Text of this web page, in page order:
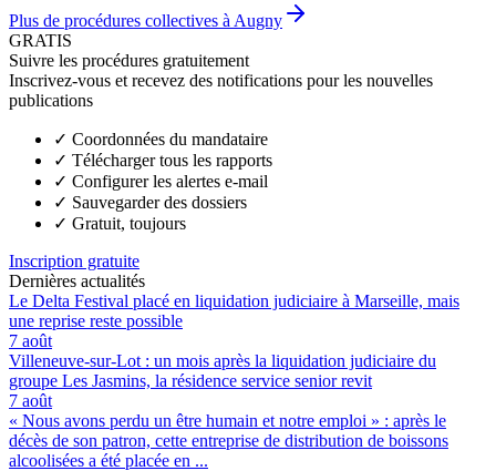
Plus de procédures collectives à Augny
GRATIS
Suivre les procédures gratuitement
Inscrivez-vous et recevez des notifications pour les nouvelles
publications
✓ Coordonnées du mandataire
✓ Télécharger tous les rapports
✓ Configurer les alertes e-mail
✓ Sauvegarder des dossiers
✓ Gratuit, toujours
Inscription gratuite
Dernières actualités
Le Delta Festival placé en liquidation judiciaire à Marseille, mais
une reprise reste possible
7 août
Villeneuve-sur-Lot : un mois après la liquidation judiciaire du
groupe Les Jasmins, la résidence service senior revit
7 août
« Nous avons perdu un être humain et notre emploi » : après le
décès de son patron, cette entreprise de distribution de boissons
alcoolisées a été placée en ...